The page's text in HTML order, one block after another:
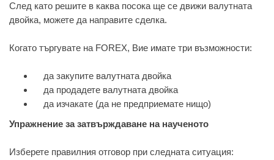
След като решите в каква посока ще се движи валутната
двойка, можете да направите сделка.
Когато търгувате на FOREX, Вие имате три възможности:
да закупите валутната двойка
да продадете валутната двойка
да изчакате (да не предприемате нищо)
Упражнение за затвърждаване на наученото
Изберете правилния отговор при следната ситуация: